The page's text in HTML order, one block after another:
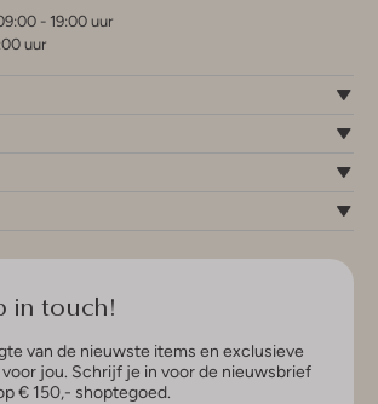
- 19:00 uur
uur
in touch!
van de nieuwste items en exclusieve
voor jou. Schrijf je in voor de nieuwsbrief
€ 150,- shoptegoed.